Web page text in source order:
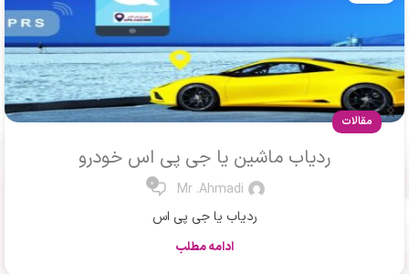
نرم افزار ردیابی
نرم افزار ردیاب و دزدگیر KRP
Mr .Ahmadi
0
نرم افزار ردیابی و دزدگیر
ادامه مطلب